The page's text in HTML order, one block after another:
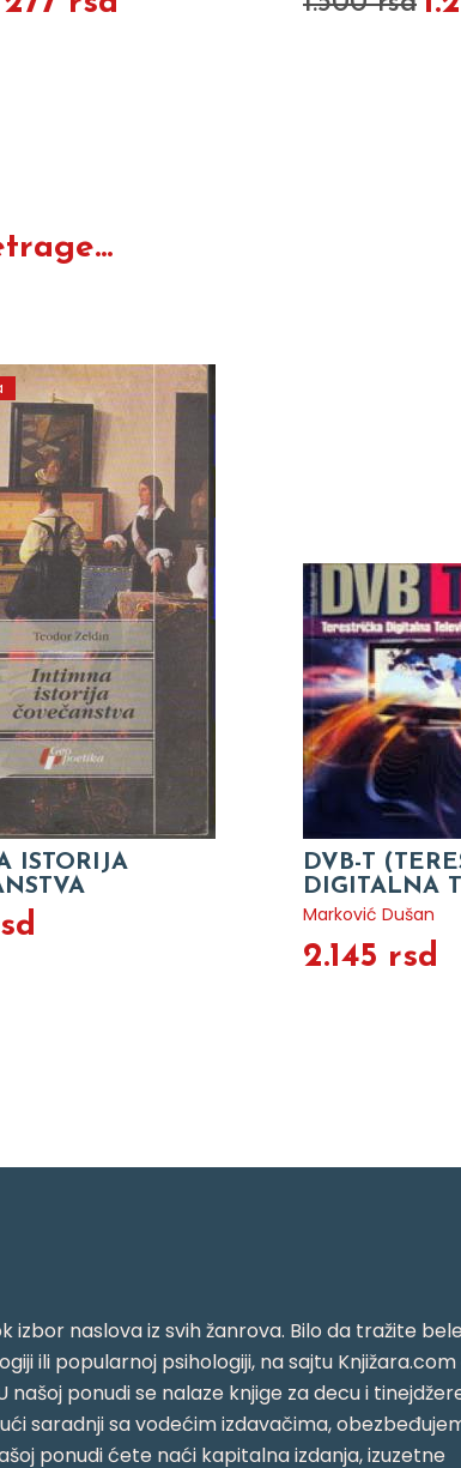
ISTORIJA
DVB-T
DIGITALNA
Marković Dušan
2.145 rsd
naslova iz svih žanrova. Bilo da tražite
ili popularnoj psihologiji, na sajtu
ponudi se nalaze knjige za decu i
saradnji sa vodećim izdavačima,
ponudi ćete naći kapitalna izdanja, izuzetne